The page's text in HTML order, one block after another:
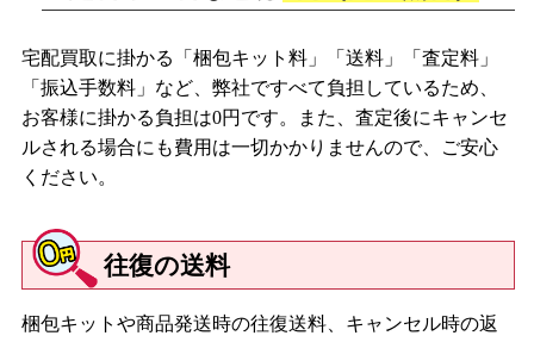
宅配買取に掛かる「梱包キット料」「送料」「査定料」
「振込手数料」など、弊社ですべて負担しているため、
お客様に掛かる負担は0円です。また、査定後にキャンセ
ルされる場合にも費用は一切かかりませんので、ご安心
ください。
往復の送料
梱包キットや商品発送時の往復送料、キャンセル時の返